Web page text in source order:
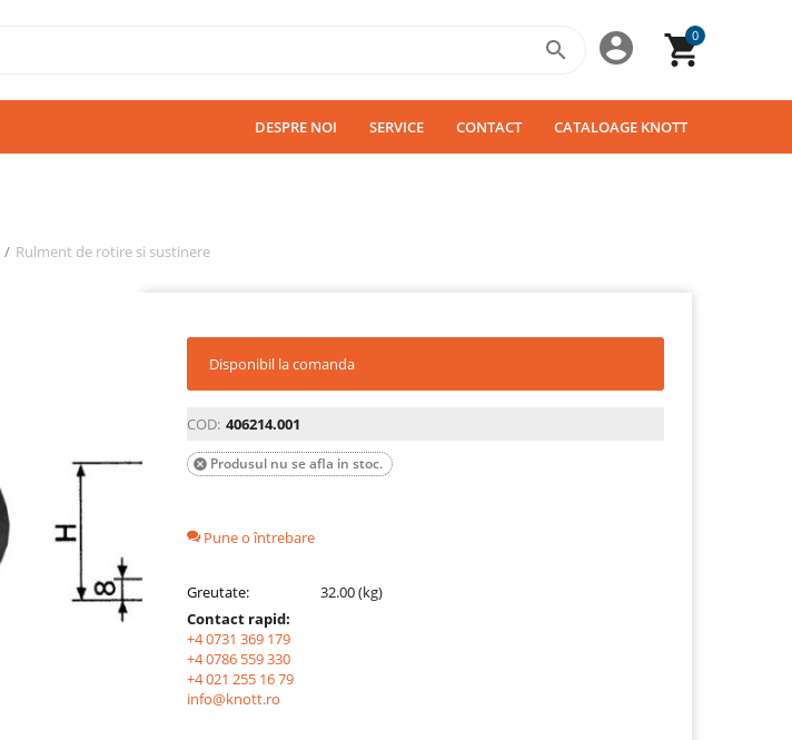
0



DESPRE NOI SERVICE CONTACT CATALOAGE KNOTT
/ Rulment de rotire si sustinere
Disponibil la comanda
COD: 406214.001
Produsul nu se afla in stoc.

Pune o întrebare
Greutate:
32.00 (kg)
Contact rapid:
+4 0731 369 179
+4 0786 559 330
+4 021 255 16 79
info@knott.ro